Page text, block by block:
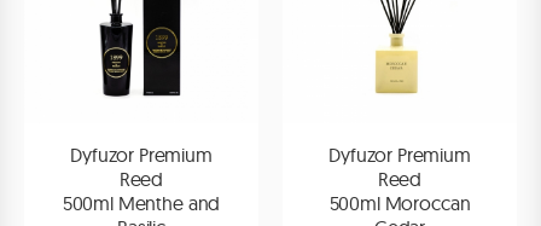
Dyfuzor Premium
Reed
500ml Menthe and
Dyfuzor Premium
Reed
500ml Moroccan